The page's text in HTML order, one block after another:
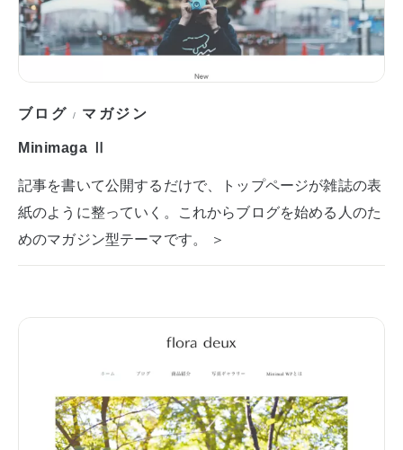
ブログ / マガジン
Minimaga Ⅱ
記事を書いて公開するだけで、トップページが雑誌の表
紙のように整っていく。これからブログを始める人のた
めのマガジン型テーマです。 ＞